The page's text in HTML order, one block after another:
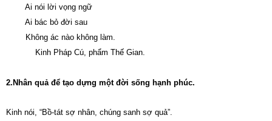
Ai nói lời vọng ngữ
Ai bác bỏ đời sau
Không ác nào không làm.
Kinh Pháp Cú, phẩm Thế Gian.
2.Nhân quả để tạo dựng một đời sống hạnh phúc.
Kinh nói, “Bồ-tát sợ nhân, chúng sanh sợ quả”.